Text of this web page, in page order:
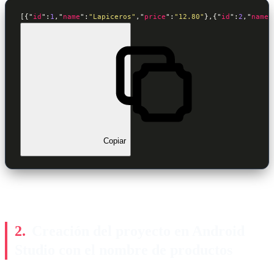
[{" id ": 1 ," name": "Lapiceros" ," price": "12.80" },{" id ": 2 ," name
Copiar